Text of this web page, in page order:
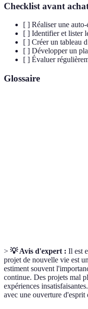
Checklist avant
[ ] Réaliser une
[ ] Identifier et lister
[ ] Créer un tableau
[ ] Développer un
[ ] Évaluer
Glossaire
> 💡 Avis d'expert : Il est
projet de nouvelle vie est
estiment souvent
continue. Des projets mal
expériences
avec une ouverture